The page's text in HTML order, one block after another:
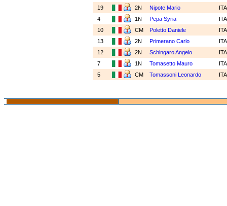
19
2N Nipote Mario
4
1N Pepa Syria
10
CM Poletto Daniele
13
2N Primerano Carlo
12
2N Schingaro Angelo
7
1N Tomasetto Mauro
5
CM Tomassoni Leonardo